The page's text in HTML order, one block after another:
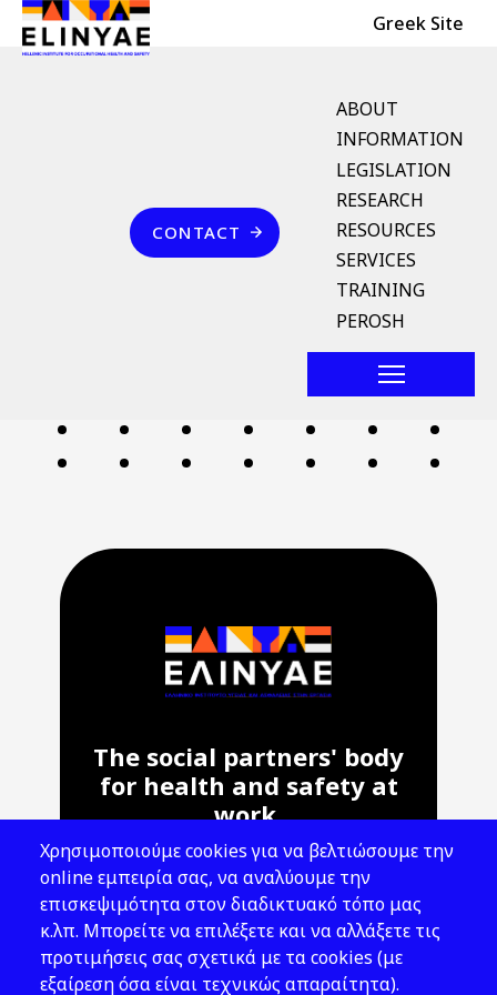
Skip to main content
Header Top Greek Site
English Menu
ABOUT
INFORMATION
LEGISLATION
RESEARCH
RESOURCES
SERVICES
TRAINING
PEROSH
Επικοινωνία
CONTACT
Breadcrumb
άρση εμποδίων στον
The social partners' body
for health and safety at
work.
Address: 143 Liosion & 6 Thirsiou, 104
45, Athens
T: 210 82 00 100
e: info@elinyae.gr
Χρησιμοποιούμε cookies για να βελτιώσουμε την
online εμπειρία σας, να αναλύουμε την
επισκεψιμότητα στον διαδικτυακό τόπο μας
κ.λπ. Μπορείτε να επιλέξετε και να αλλάξετε τις
προτιμήσεις σας σχετικά με τα cookies (με
εξαίρεση όσα είναι τεχνικώς απαραίτητα).